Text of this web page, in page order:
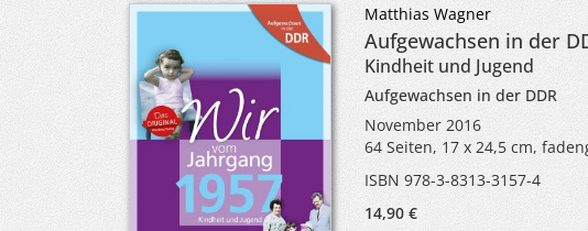
Matthias Wagner
Aufgewachsen in der
Kindheit und Jugend
Aufgewachsen in der DDR
November 2016
64 Seiten, 17 x 24,5 cm,
ISBN 978-3-8313-3157-4
14,90 €